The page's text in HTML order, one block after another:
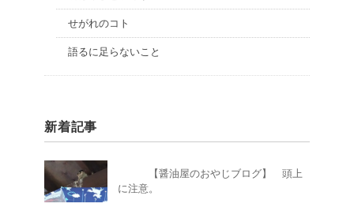
せがれのコト
語るに足らないこと
新着記事
【醤油屋のおやじブログ】 頭上
に注意。